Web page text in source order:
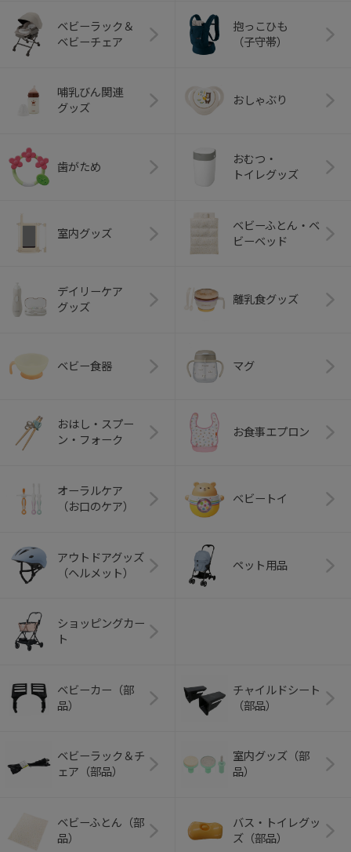
ベビーラック＆
ベビーチェア
抱っこひも
（子守帯）
哺乳びん関連
グッズ
おしゃぶり
歯がため
おむつ・
トイレグッズ
室内グッズ
ベビーふとん・ベ
ビーベッド
デイリーケア
グッズ
離乳食グッズ
ベビー食器 マグ
おはし・スプー
ン・フォーク
お食事エプロン
オーラルケア
（お口のケア）
ベビートイ
アウトドアグッズ
（ヘルメット）
ペット用品
ショッピングカー
ト
ベビーカー（部
品）
チャイルドシート
（部品）
ベビーラック＆チ
ェア（部品）
室内グッズ（部
品）
ベビーふとん（部
品）
バス・トイレグッ
ズ（部品）